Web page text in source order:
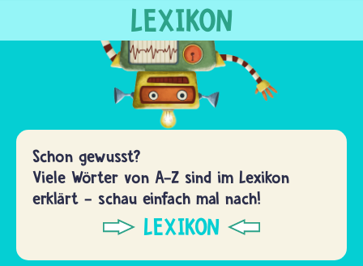
LEXIKON
Schon gewusst?
Viele Wörter von A-Z sind im Lexikon
erklärt - schau einfach mal nach!
LEXIKON